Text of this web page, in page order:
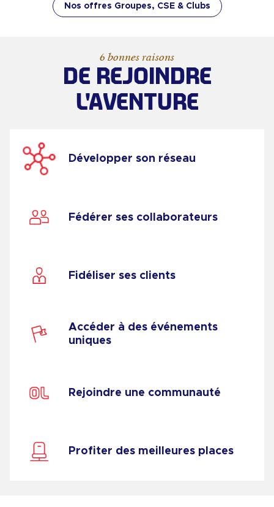
Nos offres Groupes, CSE & Clubs
6 bonnes raisons
DE REJOINDRE
L'AVENTURE
Développer son réseau
Fédérer ses collaborateurs
Fidéliser ses clients
Accéder à des événements
uniques
Rejoindre une communauté
Profiter des meilleures places